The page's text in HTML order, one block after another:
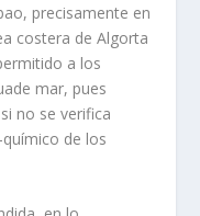
precisamente en
costera de Algorta
a los
mar, pues
no se verifica
de los